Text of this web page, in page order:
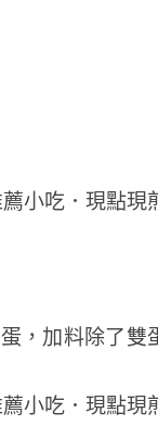
蛋，加料除了雙